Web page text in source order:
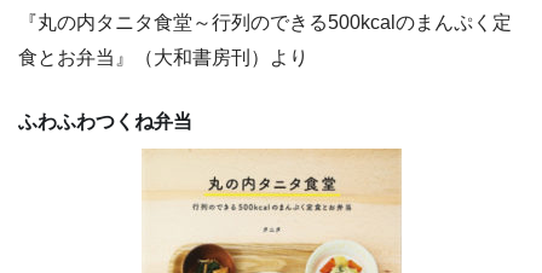
『丸の内タニタ食堂～行列のできる500kcalのまんぷく定
食とお弁当』（大和書房刊）より
ふわふわつくね弁当